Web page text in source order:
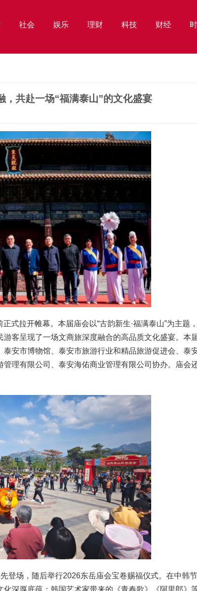
社会 娱乐 理财 科技 财经
共赴一场“福满泰山”的文化盛宴
式拉开帷幕。本届庙会以“古韵新生·福满泰山”为主题
客呈现了一场文商旅深度融合的高品质文化盛宴。本
安市博物馆、泰安市旅游行业和精品旅游促进会、泰
理有限公司、泰安海佑商业管理有限公司协办。庙会
登场，随后举行2026东岳庙会宝卷赐福仪式。在中韩节
深厚底蕴；韩国艺术家带来的《青春歌》《阿里郎》